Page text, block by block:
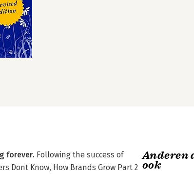
forever. Following the success of
Dont Know, How Brands Grow Part 2
Anderen
ook